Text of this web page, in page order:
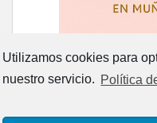
Utilizamos cookies para
nuestro servicio. Política